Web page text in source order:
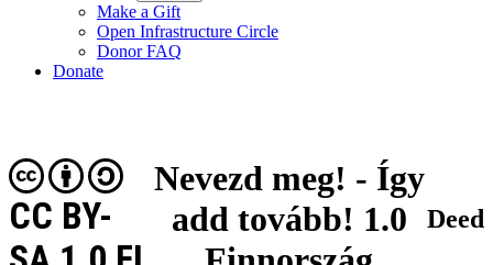
Make a Gift
Open Infrastructure Circle
Donor FAQ
Donate
Nevezd meg! - Így
add tovább! 1.0
CC BY-
Deed